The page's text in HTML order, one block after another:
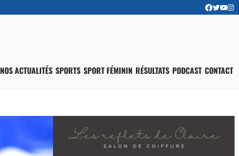
NOS ACTUALITÉS SPORTS SPORT FÉMININ RÉSULTATS PODCAST CONTACT